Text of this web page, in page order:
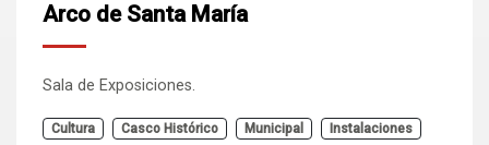
Arco de Santa María
Sala de Exposiciones.
Cultura Casco Histórico Municipal Instalaciones